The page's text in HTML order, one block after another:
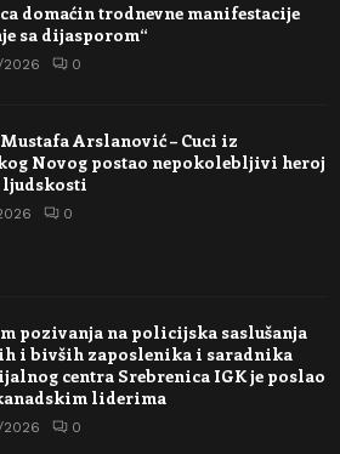
domaćin trodnevne manifestacije
sa dijasporom“
0
Arslanović – Cuci iz
Novog postao nepokolebljivi heroj
ljudskosti
0
pozivanja na policijska saslušanja
i bivših zaposlenika i saradnika
centra Srebrenica IGK je poslao
liderima
0